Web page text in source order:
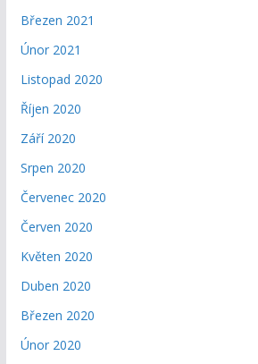
Březen 2021
Únor 2021
Listopad 2020
Říjen 2020
Září 2020
Srpen 2020
Červenec 2020
Červen 2020
Květen 2020
Duben 2020
Březen 2020
Únor 2020